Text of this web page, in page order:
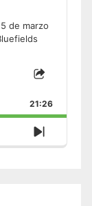
de marzo
Forward
Share
Episode
21:26
Next
Episode